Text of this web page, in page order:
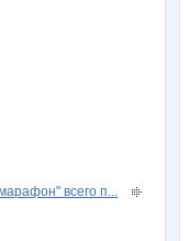
всего п...